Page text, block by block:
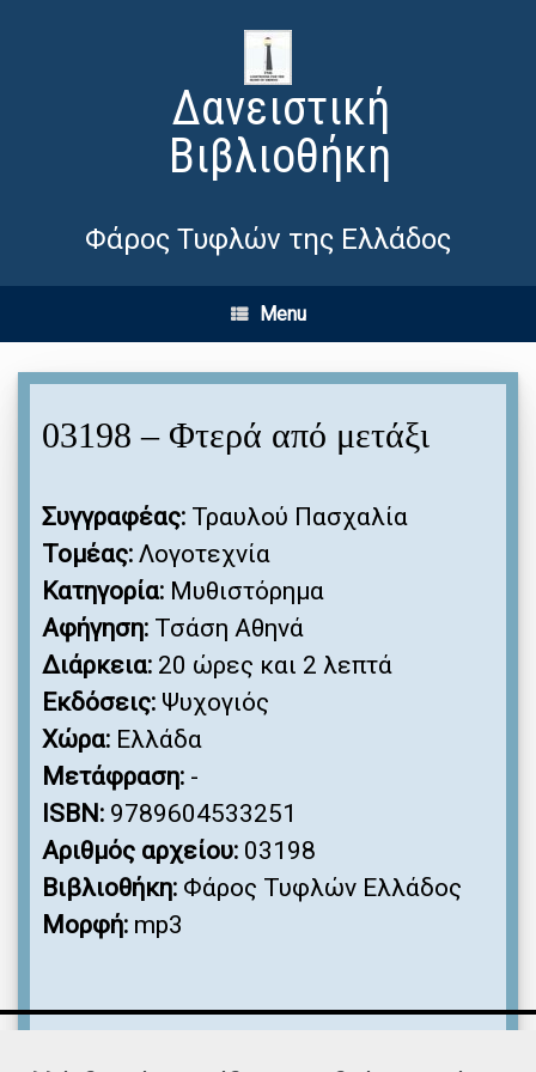
Δανειστική
Βιβλιοθήκη
Φάρος Τυφλών της Ελλάδος
Menu
03198 – Φτερά από μετάξι
Συγγραφέας: Τραυλού Πασχαλία
Τομέας: Λογοτεχνία
Κατηγορία: Μυθιστόρημα
Αφήγηση: Τσάση Αθηνά
Διάρκεια: 20 ώρες και 2 λεπτά
Εκδόσεις: Ψυχογιός
Χώρα: Ελλάδα
Μετάφραση: -
ISBN: 9789604533251
Αριθμός αρχείου: 03198
Βιβλιοθήκη: Φάρος Τυφλών Ελλάδος
Μορφή: mp3